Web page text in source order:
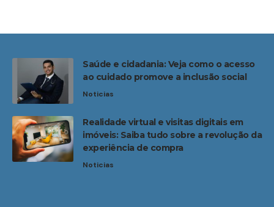
Saúde e cidadania: Veja como o acesso
ao cuidado promove a inclusão social
Noticias
Realidade virtual e visitas digitais em
imóveis: Saiba tudo sobre a revolução da
experiência de compra
Noticias